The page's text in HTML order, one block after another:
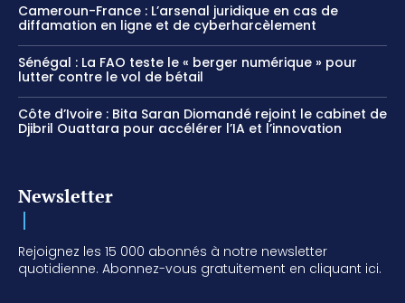
Cameroun-France : L’arsenal juridique en cas de
diffamation en ligne et de cyberharcèlement
Sénégal : La FAO teste le « berger numérique » pour
lutter contre le vol de bétail
Côte d’Ivoire : Bita Saran Diomandé rejoint le cabinet de
Djibril Ouattara pour accélérer l’IA et l’innovation
Newsletter
Rejoignez les 15 000 abonnés à notre newsletter
quotidienne. Abonnez-vous gratuitement en cliquant ici.